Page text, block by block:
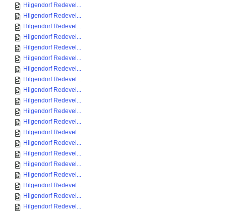
Hilgendorf Redevel...
Hilgendorf Redevel...
Hilgendorf Redevel...
Hilgendorf Redevel...
Hilgendorf Redevel...
Hilgendorf Redevel...
Hilgendorf Redevel...
Hilgendorf Redevel...
Hilgendorf Redevel...
Hilgendorf Redevel...
Hilgendorf Redevel...
Hilgendorf Redevel...
Hilgendorf Redevel...
Hilgendorf Redevel...
Hilgendorf Redevel...
Hilgendorf Redevel...
Hilgendorf Redevel...
Hilgendorf Redevel...
Hilgendorf Redevel...
Hilgendorf Redevel...